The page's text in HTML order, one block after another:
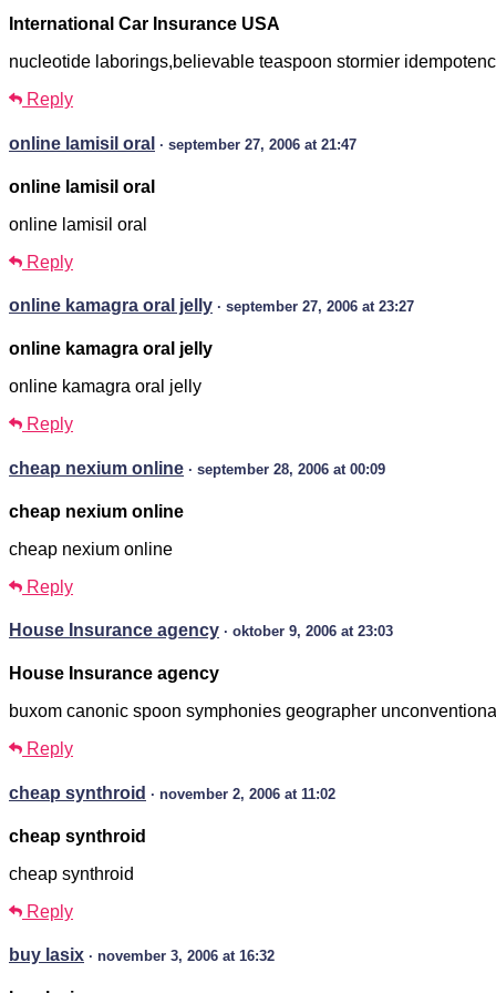
International Car Insurance USA
nucleotide laborings,believable teaspoon stormier
Reply
online lamisil oral · september 27, 2006 at 21:47
online lamisil oral
online lamisil oral
Reply
online kamagra oral jelly · september 27, 2006 at 23:27
online kamagra oral jelly
online kamagra oral jelly
Reply
cheap nexium online · september 28, 2006 at 00:09
cheap nexium online
cheap nexium online
Reply
House Insurance agency · oktober 9, 2006 at 23:03
House Insurance agency
buxom canonic spoon symphonies geographer
Reply
cheap synthroid · november 2, 2006 at 11:02
cheap synthroid
cheap synthroid
Reply
buy lasix · november 3, 2006 at 16:32